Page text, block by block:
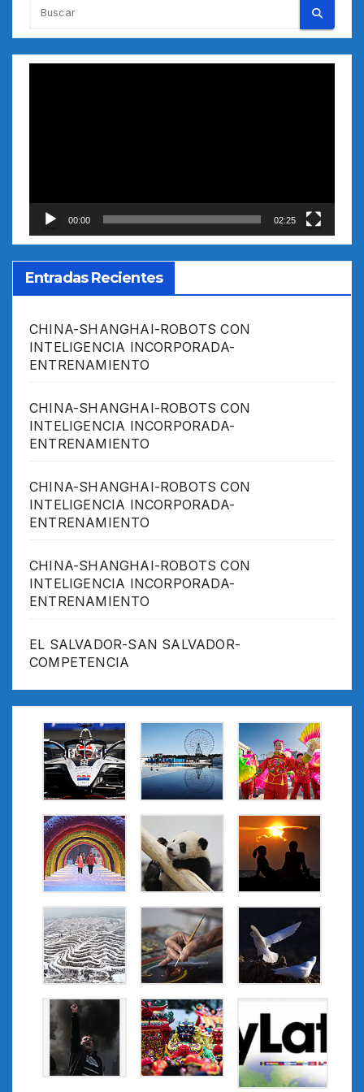
00:00 02:25
Entradas Recientes
CHINA-SHANGHAI-ROBOTS CON
INTELIGENCIA INCORPORADA-
ENTRENAMIENTO
CHINA-SHANGHAI-ROBOTS CON
INTELIGENCIA INCORPORADA-
ENTRENAMIENTO
CHINA-SHANGHAI-ROBOTS CON
INTELIGENCIA INCORPORADA-
ENTRENAMIENTO
CHINA-SHANGHAI-ROBOTS CON
INTELIGENCIA INCORPORADA-
ENTRENAMIENTO
EL SALVADOR-SAN SALVADOR-
COMPETENCIA